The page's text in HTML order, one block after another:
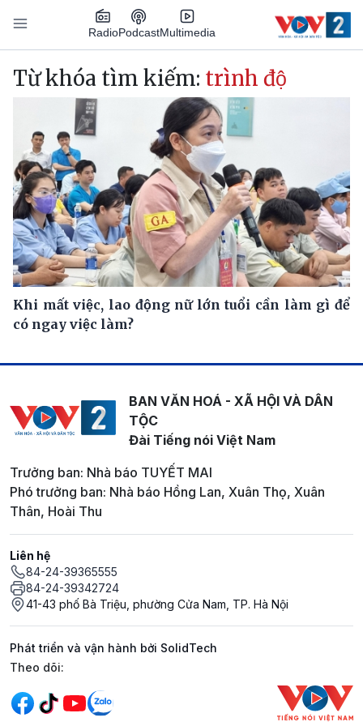
Nhảy đến nội dung
RadioPodcastMultimedia
Main navigation
Từ khóa tìm kiếm: trình độ
Khi mất việc, lao động nữ lớn tuổi cần làm gì để
có ngay việc làm?
BAN VĂN HOÁ - XÃ HỘI VÀ DÂN
TỘC
Đài Tiếng nói Việt Nam
Trưởng ban: Nhà báo TUYẾT MAI
Phó trưởng ban: Nhà báo Hồng Lan, Xuân Thọ, Xuân
Thân, Hoài Thu
Liên hệ
84-24-39365555
84-24-39342724
41-43 phố Bà Triệu, phường Cửa Nam, TP. Hà Nội
Phát triển và vận hành bởi SolidTech
Mạng xã hội
Theo dõi: